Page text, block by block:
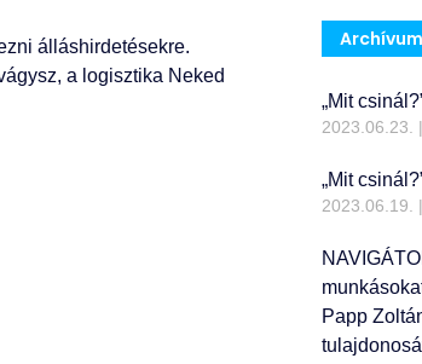
álláshirdetésekre.
a logisztika Neked
Archívum
„Mit
2023.06.23.
„Mit
2023.06.19.
Papp